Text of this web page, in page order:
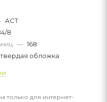
АСТ
8
— 168
твердая обложка
только для интернет-